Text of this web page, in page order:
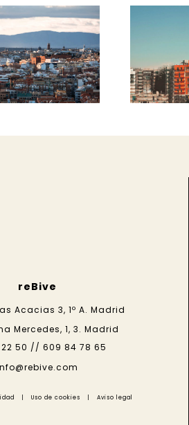
reBive
Acacias 3, 1º A. Madrid
Mercedes, 1, 3. Madrid
22 50 // 609 84 78 65
Uso de cookies Aviso legal